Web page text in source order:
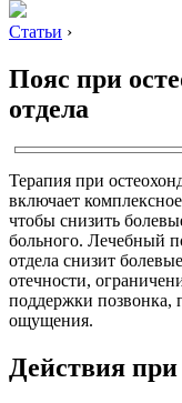
Статьи ›
Пояс при
отдела
Терапия при
включает
чтобы снизить
больного. Лечебный
отдела снизит
отечности,
поддержки позвонка,
ощущения.
Действия